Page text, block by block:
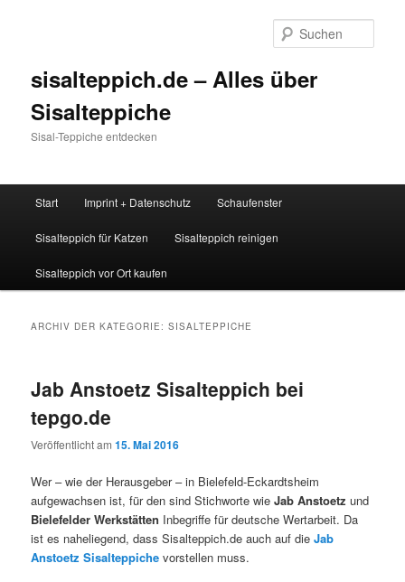
sisalteppich.de – Alles über
Sisalteppiche
Sisal-Teppiche entdecken
Start Imprint + Datenschutz Schaufenster
Sisalteppich für Katzen Sisalteppich reinigen
Sisalteppich vor Ort kaufen
ARCHIV DER KATEGORIE:SISALTEPPICHE
Jab Anstoetz Sisalteppich bei
tepgo.de
Veröffentlicht am15. Mai 2016
Wer – wie der Herausgeber – in Bielefeld-Eckardtsheim
aufgewachsen ist, für den sind Stichworte wieJab Anstoetz und
Bielefelder Werkstätten Inbegriffe für deutsche Wertarbeit. Da
ist es naheliegend, dass Sisalteppich.de auch auf dieJab
Anstoetz Sisalteppiche vorstellen muss.